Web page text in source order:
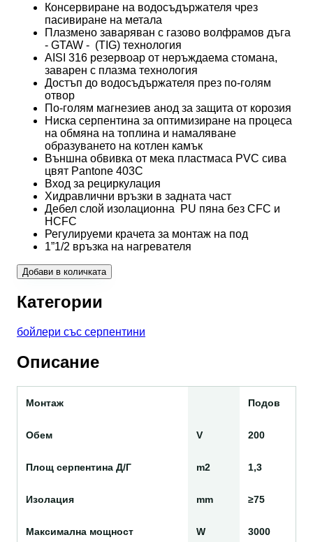
Консервиране на водосъдържателя чрез
пасивиране на метала
Плазмено заваряван с газово волфрамов дъга
- GTAW - (TIG) технология
AISI 316 резервоар от неръждаема стомана,
заварен с плазма технология
Достъп до водосъдържателя през по-голям
отвор
По-голям магнезиев анод за защита от корозия
Ниска серпентина за оптимизиране на процеса
на обмяна на топлина и намаляване
образуването на котлен камък
Външна обвивка от мека пластмаса PVC сива
цвят Pantone 403C
Вход за рециркулация
Хидравлични връзки в задната част
Дебел слой изолационна PU пяна без CFC и
HCFC
Регулируеми крачета за монтаж на под
1”1/2 връзка на нагревателя
Добави в количката
Категории
бойлери със серпентини
Описание
Монтаж Подов
Обем V 200
Площ серпентина Д/Г m2 1,3
Изолация mm ≥75
Максимална мощност W 3000